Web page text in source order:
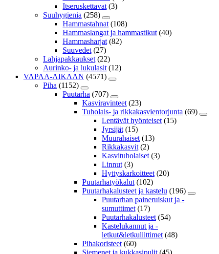
Itseruskettavat (3)
Suuhygienia (258)
Hammastahnat (108)
Hammaslangat ja hammastikut (40)
Hammasharjat (82)
Suuvedet (27)
Lahjapakkaukset (22)
Aurinko- ja lukulasit (12)
VAPAA-AIKAAN (4571)
Piha (1152)
Puutarha (707)
Kasviravinteet (23)
Tuholais- ja rikkakasvientorjunta (69)
Lentävät hyönteiset (15)
Jyrsijät (15)
Muurahaiset (13)
Rikkakasvit (2)
Kasvituholaiset (3)
Linnut (3)
Hyttyskarkoitteet (20)
Puutarhatyökalut (102)
Puutarhakalusteet ja kastelu (196)
Puutarhan paineruiskut ja -
sumuttimet (17)
Puutarhakalusteet (54)
Kastelukannut ja -
letkut&letkuliittimet (48)
Pihakoristeet (60)